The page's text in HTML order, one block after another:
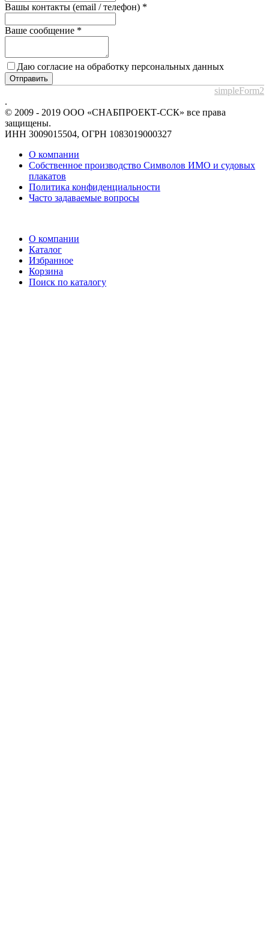
Вашы контакты (email / телефон) *
Ваше сообщение *
Даю согласие на обработку персональных данных
Отправить
simpleForm2
.
© 2009 - 2019 ООО «СНАБПРОЕКТ-ССК» все права
защищены.
ИНН 3009015504, ОГРН 1083019000327
О компании
Собственное производство Символов ИМО и судовых
плакатов
Политика конфиденциальности
Часто задаваемые вопросы
О компании
Каталог
Избранное
Корзина
Поиск по каталогу